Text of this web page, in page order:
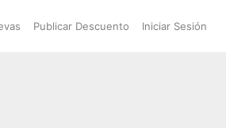
Publicar Descuento Iniciar Sesión